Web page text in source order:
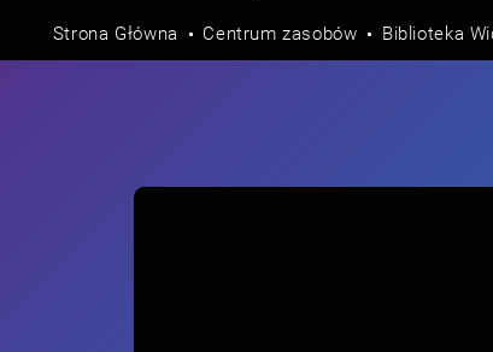
Strona Główna Centrum zasobów Biblioteka